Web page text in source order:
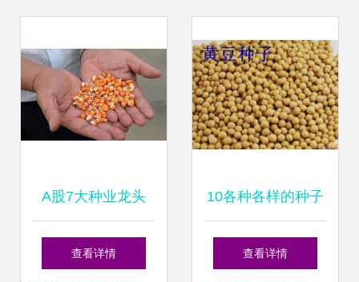
A股7大种业龙头
“种业振兴行动方
查看详情
10各种各样的种子
ppt课件ppt
查看详情